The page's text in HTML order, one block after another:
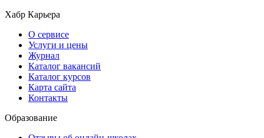
Хабр Карьера
О сервисе
Услуги и цены
Журнал
Каталог вакансий
Каталог курсов
Карта сайта
Контакты
Образование